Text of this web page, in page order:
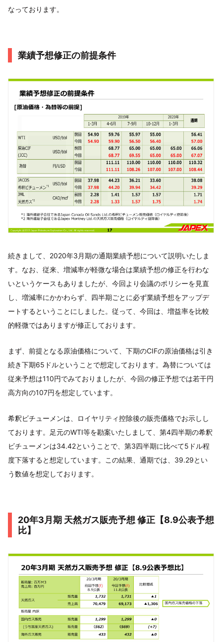
なっております。
業績予想修正の前提条件
続きまして、2020年3月期の通期業績予想について説明いたしま
す。なお、従来、増減率が軽微な場合は業績予想の修正を行わな
いというケースもありましたが、今回より会議のポリシーを見直
し、増減率にかかわらず、四半期ごとに必ず業績予想をアップデ
ートするということにしました。従って、今回は、増益率を比較
的軽微ではありますが修正しております。
まず、前提となる原油価格について、下期のCIFの原油価格は引き
続き下期65ドルということで想定しております。為替については
従来予想は110円でみておりましたが、今回の修正予想では若干円
高方向の107円を想定しています。
希釈ビチューメンは、ロイヤリティ控除後の販売価格でお示しし
ております。足元のWTI等を勘案いたしまして、第4四半期の希釈
ビチューメンは34.42ということで、第3四半期に比べて5ドル程
度下落すると想定しています。この結果、通期では、39.29とい
う数値を想定しております。
20年3月期 天然ガス販売予想 修正【8.9公表予想
比】